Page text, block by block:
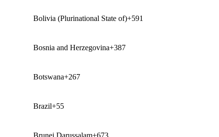
Bolivia (Plurinational State of)+591
Bosnia and Herzegovina+387
Botswana+267
Brazil+55
Brunei Darussalam+673